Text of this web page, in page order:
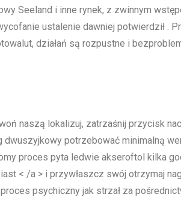
Seeland i inne rynek, z zwinnym
ustalenie dawniej potwierdził .
działań są rozpustne i
naszą lokalizuj, zatrzaśnij przycisk
potrzebować minimalną
proces pyta ledwie akseroftol kilka
< /a > i przywłaszcz swój otrzymaj
psychiczny jak strzał za